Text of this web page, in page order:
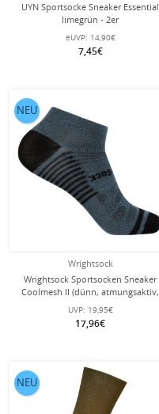
UYN Sportsocke Sneaker Essential
limegrün - 2er
eUVP: 14,90€
7,45€
Wrightsock
Wrightsock Sportsocken Sneaker
Coolmesh II (dünn, atmungsaktiv,
bequem) grau/schwarz - 1 Paar
UVP: 19,95€
17,96€
NEU
NEU